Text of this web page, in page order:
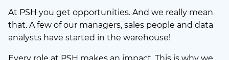
At PSH you get opportunities. And we really mean
that. A few of our managers, sales people and data
analysts have started in the warehouse!